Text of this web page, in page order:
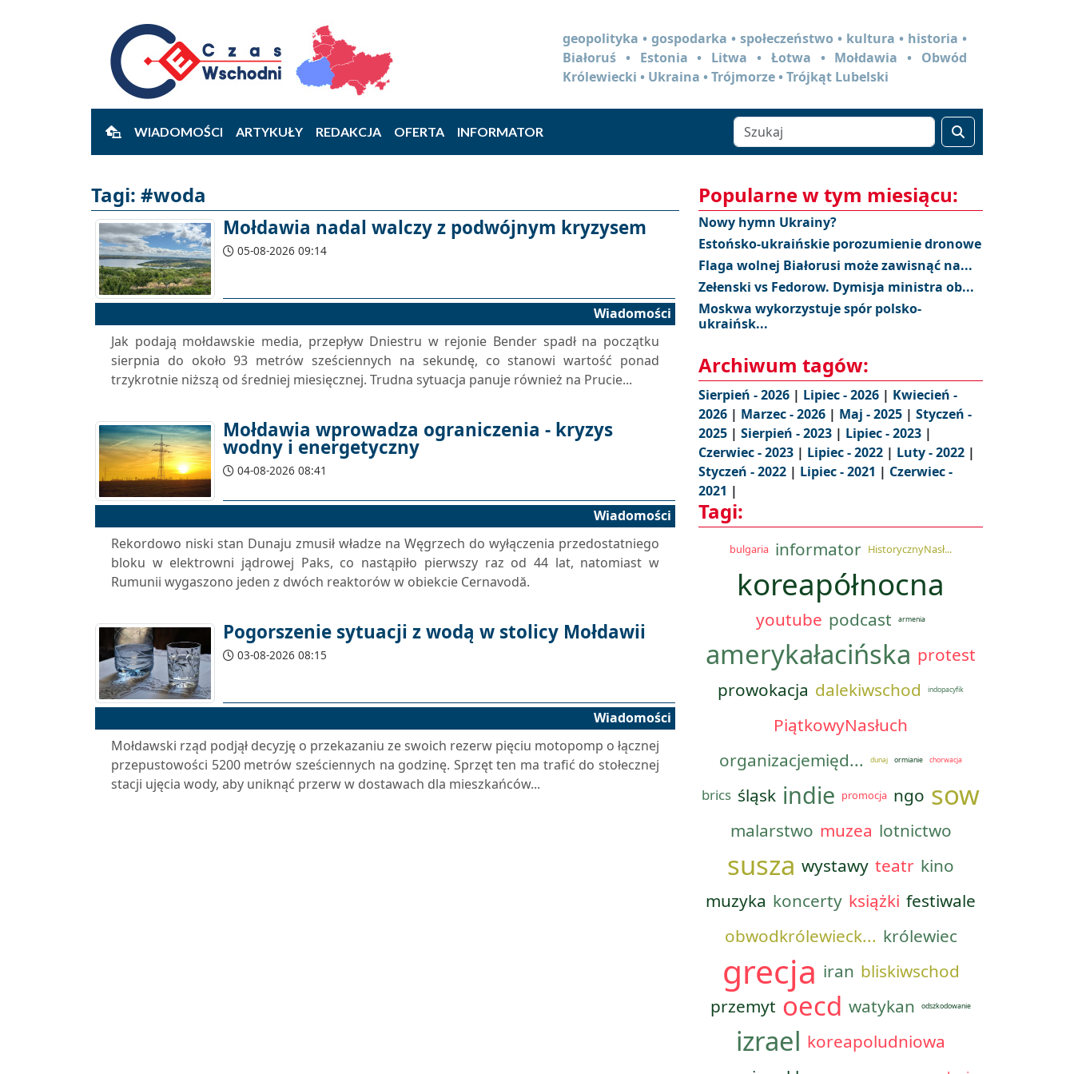
geopolityka • gospodarka • społeczeństwo • kultura • historia •
Białoruś • Estonia • Litwa • Łotwa • Mołdawia • Obwód
Królewiecki • Ukraina • Trójmorze • Trójkąt Lubelski
WIADOMOŚCI ARTYKUŁY REDAKCJA OFERTA INFORMATOR
Tagi: #woda
Mołdawia nadal walczy z podwójnym kryzysem
05-08-2026 09:14
Wiadomości
Jak podają mołdawskie media, przepływ Dniestru w rejonie Bender spadł na początku
sierpnia do około 93 metrów sześciennych na sekundę, co stanowi wartość ponad
trzykrotnie niższą od średniej miesięcznej. Trudna sytuacja panuje również na Prucie...
Mołdawia wprowadza ograniczenia - kryzys
wodny i energetyczny
04-08-2026 08:41
Wiadomości
Rekordowo niski stan Dunaju zmusił władze na Węgrzech do wyłączenia przedostatniego
bloku w elektrowni jądrowej Paks, co nastąpiło pierwszy raz od 44 lat, natomiast w
Rumunii wygaszono jeden z dwóch reaktorów w obiekcie Cernavodă.
Pogorszenie sytuacji z wodą w stolicy Mołdawii
03-08-2026 08:15
Wiadomości
Mołdawski rząd podjął decyzję o przekazaniu ze swoich rezerw pięciu motopomp o łącznej
przepustowości 5200 metrów sześciennych na godzinę. Sprzęt ten ma trafić do stołecznej
stacji ujęcia wody, aby uniknąć przerw w dostawach dla mieszkańców...
Popularne w tym miesiącu:
Nowy hymn Ukrainy?
Estońsko-ukraińskie porozumienie dronowe
Flaga wolnej Białorusi może zawisnąć na...
Zełenski vs Fedorow. Dymisja ministra ob...
Moskwa wykorzystuje spór polsko-
ukraińsk...
Archiwum tagów:
Sierpień - 2026 | Lipiec - 2026 | Kwiecień -
2026 | Marzec - 2026 | Maj - 2025 | Styczeń -
2025 | Sierpień - 2023 | Lipiec - 2023 |
Czerwiec - 2023 | Lipiec - 2022 | Luty - 2022 |
Styczeń - 2022 | Lipiec - 2021 | Czerwiec -
2021 |
Tagi:
bulgaria informator HistorycznyNasł...
koreapółnocna
youtube podcast armenia
amerykałacińska protest
prowokacja dalekiwschod indopacyfik
PiątkowyNasłuch
organizacjemięd...
dunaj ormianie chorwacja
brics śląsk indie promocja ngo sow
malarstwo muzea lotnictwo
susza wystawy teatr kino
muzyka koncerty książki festiwale
obwodkrólewieck... królewiec
grecja iran bliskiwschod
przemyt oecd watykan odszkodowanie
izrael koreapoludniowa